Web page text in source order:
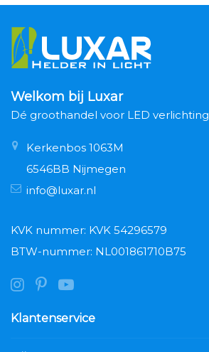
Welkom bij Luxar
Dé groothandel voor LED verlichting
Kerkenbos 1063M
6546BB Nijmegen
info@luxar.nl
KVK nummer: KVK 54296579
BTW-nummer: NL001861710B75
Klantenservice